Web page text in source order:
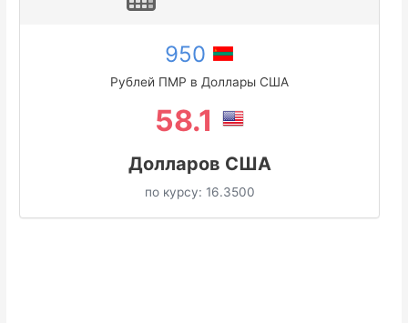
950
Рублей ПМР в Доллары США
58.1
Долларов США
по курсу: 16.3500